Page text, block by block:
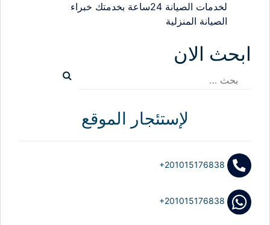
لخدمات الصيانة 24ساعة بخدمتك خبراء
الصيانة المنزلية
ابحث الان
البحث
لإستئجار الموقع
+201015176838
+201015176838